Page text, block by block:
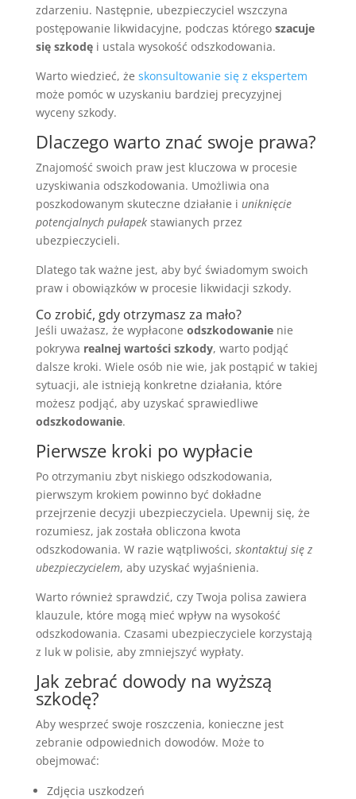
zdarzeniu. Następnie, ubezpieczyciel wszczyna
postępowanie likwidacyjne, podczas którego szacuje
się szkodęi ustala wysokość odszkodowania.
Warto wiedzieć, że skonsultowanie się z ekspertem
może pomóc w uzyskaniu bardziej precyzyjnej
wyceny szkody.
Dlaczego warto znać swoje prawa?
Znajomość swoich praw jest kluczowa w procesie
uzyskiwania odszkodowania. Umożliwia ona
poszkodowanym skuteczne działanie i uniknięcie
potencjalnych pułapekstawianych przez
ubezpieczycieli.
Dlatego tak ważne jest, aby być świadomym swoich
praw i obowiązków w procesie likwidacji szkody.
Co zrobić, gdy otrzymasz za mało?
Jeśli uważasz, że wypłacone odszkodowanienie
pokrywa realnej wartości szkody, warto podjąć
dalsze kroki. Wiele osób nie wie, jak postąpić w takiej
sytuacji, ale istnieją konkretne działania, które
możesz podjąć, aby uzyskać sprawiedliwe
odszkodowanie.
Pierwsze kroki po wypłacie
Po otrzymaniu zbyt niskiego odszkodowania,
pierwszym krokiem powinno być dokładne
przejrzenie decyzji ubezpieczyciela. Upewnij się, że
rozumiesz, jak została obliczona kwota
odszkodowania. W razie wątpliwości, skontaktuj się z
ubezpieczycielem, aby uzyskać wyjaśnienia.
Warto również sprawdzić, czy Twoja polisa zawiera
klauzule, które mogą mieć wpływ na wysokość
odszkodowania. Czasami ubezpieczyciele korzystają
z luk w polisie, aby zmniejszyć wypłaty.
Jak zebrać dowody na wyższą
szkodę?
Aby wesprzeć swoje roszczenia, konieczne jest
zebranie odpowiednich dowodów. Może to
obejmować:
Zdjęcia uszkodzeń